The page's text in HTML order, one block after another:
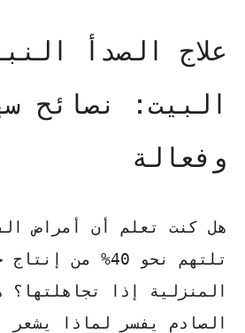
علاج الصدأ
البيت: نصائح
وفعالة
هل كنت تعلم أن أمراض
تلتهم نحو 40% من
المنزلية إذا تجاهلتها؟
الصادم يفسر لماذا يشعر